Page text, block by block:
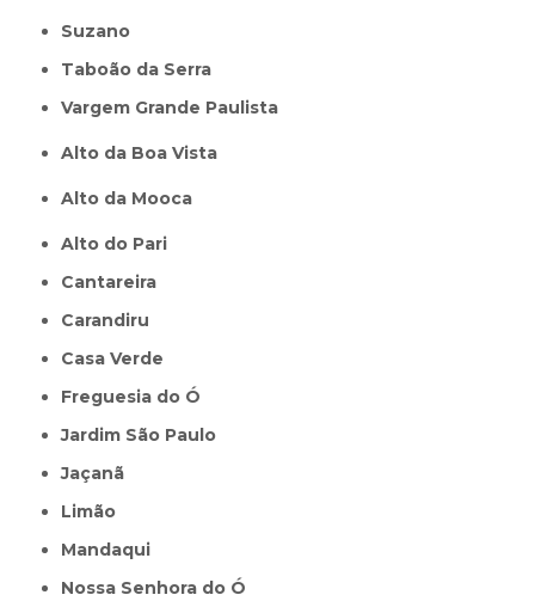
Suzano
Taboão da Serra
Vargem Grande Paulista
Alto da Boa Vista
Alto da Mooca
Alto do Pari
Cantareira
Carandiru
Casa Verde
Freguesia do Ó
Jardim São Paulo
Jaçanã
Limão
Mandaqui
Nossa Senhora do Ó